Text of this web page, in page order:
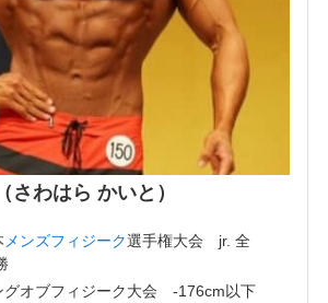
さわはら かいと）
メンズフィジーク選手権大会 jr. 全
グオブフィジーク大会 -176cm以下